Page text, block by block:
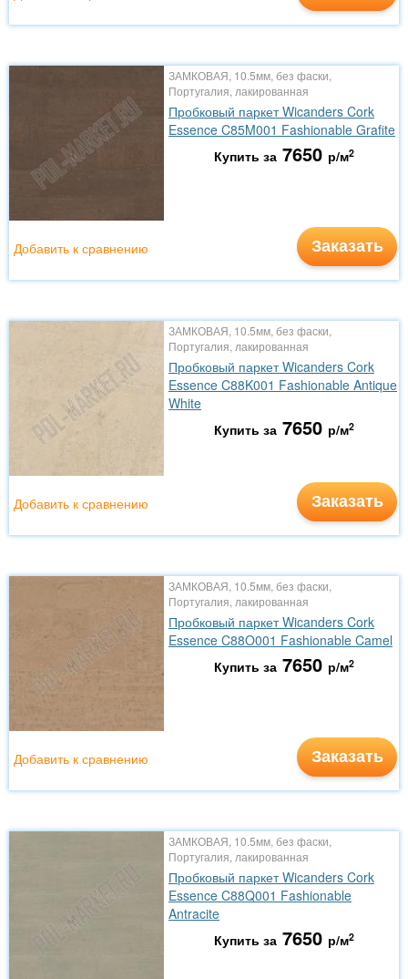
ЗАМКОВАЯ, 10.5мм, без фаски,
Португалия, лакированная
Пробковый паркет Wicanders Cork
Essence C85M001 Fashionable Grafite
Купить за 7650 р/м2
Заказать
Добавить к сравнению
ЗАМКОВАЯ, 10.5мм, без фаски,
Португалия, лакированная
Пробковый паркет Wicanders Cork
Essence C88K001 Fashionable Antique
White
Купить за 7650 р/м2
Заказать
Добавить к сравнению
ЗАМКОВАЯ, 10.5мм, без фаски,
Португалия, лакированная
Пробковый паркет Wicanders Cork
Essence C88O001 Fashionable Camel
Купить за 7650 р/м2
Заказать
Добавить к сравнению
ЗАМКОВАЯ, 10.5мм, без фаски,
Португалия, лакированная
Пробковый паркет Wicanders Cork
Essence C88Q001 Fashionable
Antracite
Купить за 7650 р/м2